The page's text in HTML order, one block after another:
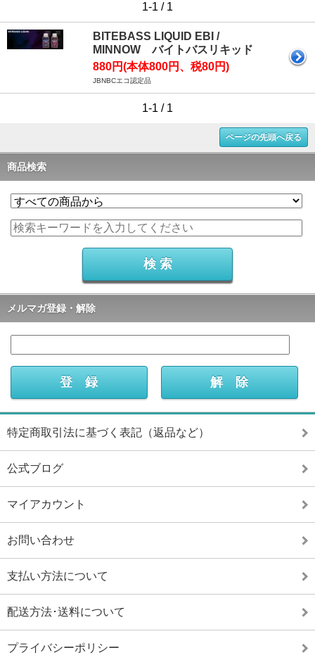
1-1 / 1
BITEBASS LIQUID EBI /
MINNOW バイトバスリキッド
880円(本体800円、税80円)
JBNBCエコ認定品
1-1 / 1
ページの先頭へ戻る
商品検索
メルマガ登録・解除
特定商取引法に基づく表記（返品など）
公式ブログ
マイアカウント
お問い合わせ
支払い方法について
配送方法･送料について
プライバシーポリシー